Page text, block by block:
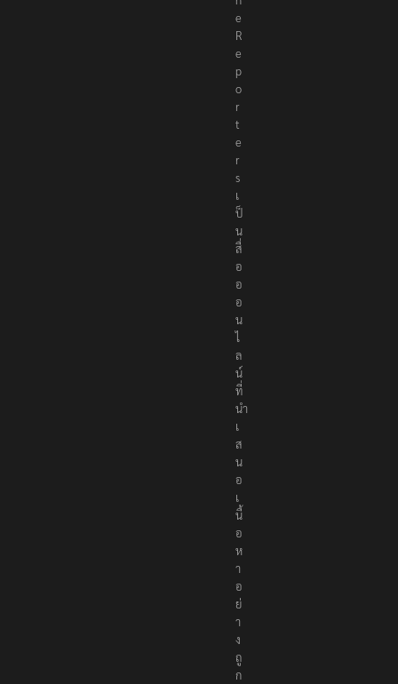
e
R
e
p
o
r
t
e
r
s
เ
ป็
น
สื่
อ
อ
อ
น
ไ
ล
น์
ที่
นำ
เ
ส
น
อ
เ
นื้
อ
ห
า
อ
ย่
า
ง
ถู
ก